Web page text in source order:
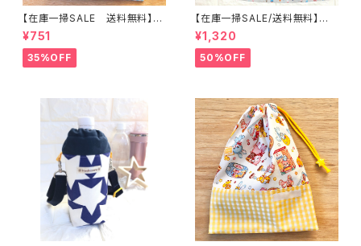
【在庫一掃SALE 送料無料】巾
着袋(中)☆31×23cm ブルー
【うさぎ・バンビ・レトロアニマル
柄】 ★KC.5960 裏地付き 動
物｜通園通学用のかわいい巾着
¥751
35%OFF
【在庫一掃SALE/送料無料】半
袖子供スモック110cm〜グレー
【ドット絵スペース柄】 ★L.3｜
通園用のかわいいトートバッグや
子供スモックHoshizora☆ほし
¥1,320
50%OFF